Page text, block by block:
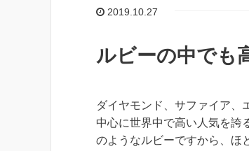
2019.10.27
ルビーの中でも
ダイヤモンド、サファイア、
中心に世界中で高い人気を誇
のようなルビーですから、ほ